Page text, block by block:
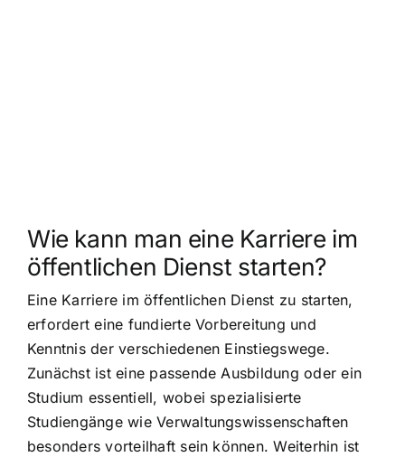
Wie kann man eine Karriere im
öffentlichen Dienst starten?
Eine Karriere im öffentlichen Dienst zu starten,
erfordert eine fundierte Vorbereitung und
Kenntnis der verschiedenen Einstiegswege.
Zunächst ist eine passende Ausbildung oder ein
Studium essentiell, wobei spezialisierte
Studiengänge wie Verwaltungswissenschaften
besonders vorteilhaft sein können. Weiterhin ist